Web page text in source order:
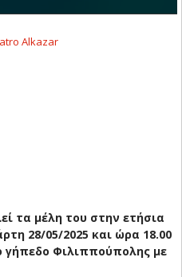
τα μέλη του στην ετήσια
28/05/2025 και ώρα 18.00
γήπεδο Φιλιππούπολης με